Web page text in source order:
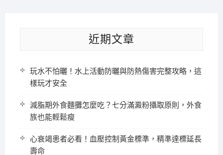
近期文章
玩水不怕曬！水上活動防曬與防熱傷害完整攻略，這
樣玩才安全
減脂期外食麵攤怎麼吃？七分滿澱粉攝取原則，外食
族也能輕鬆瘦
心衰竭患者必看！血壓控制黃金標準，精準達標延長
壽命